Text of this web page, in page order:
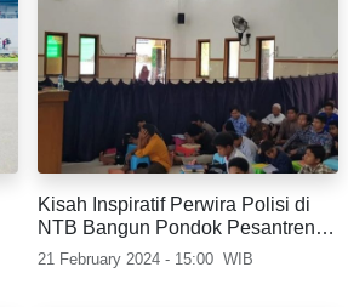
Kisah Inspiratif Perwira Polisi di
NTB Bangun Pondok Pesantren
untuk Warga di Bima
21 February 2024 - 15:00 WIB